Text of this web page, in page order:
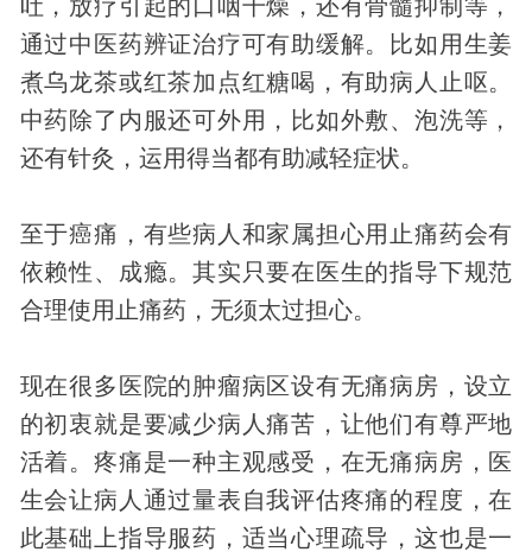
吐，放疗引起的口咽干燥，还有骨髓抑制等，
通过中医药辨证治疗可有助缓解。比如用生姜
煮乌龙茶或红茶加点红糖喝，有助病人止呕。
中药除了内服还可外用，比如外敷、泡洗等，
还有针灸，运用得当都有助减轻症状。
至于癌痛，有些病人和家属担心用止痛药会有
依赖性、成瘾。其实只要在医生的指导下规范
合理使用止痛药，无须太过担心。
现在很多医院的肿瘤病区设有无痛病房，设立
的初衷就是要减少病人痛苦，让他们有尊严地
活着。疼痛是一种主观感受，在无痛病房，医
生会让病人通过量表自我评估疼痛的程度，在
此基础上指导服药，适当心理疏导，这也是一